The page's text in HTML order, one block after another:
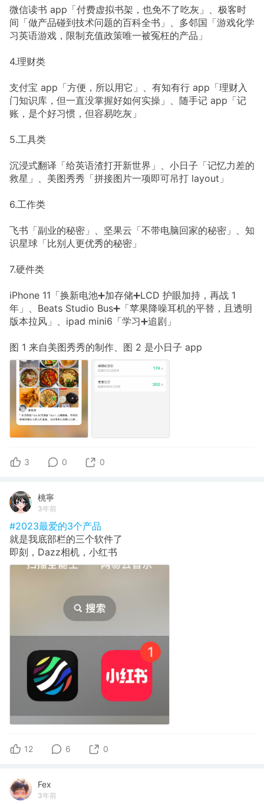
微信读书 app「付费虚拟书架，也免不了吃灰」、极客时
间「做产品碰到技术问题的百科全书」、多邻国「游戏化学
习英语游戏，限制充值政策唯一被冤枉的产品」
4.理财类
支付宝 app「方便，所以用它」、有知有行 app「理财入
门知识库，但一直没掌握好如何实操」、随手记 app「记
账，是个好习惯，但容易吃灰」
5.工具类
沉浸式翻译「给英语渣打开新世界」、小日子「记忆力差的
救星」、美图秀秀「拼接图片一项即可吊打 layout」
6.工作类
飞书「副业的秘密」、坚果云「不带电脑回家的秘密」、知
识星球「比别人更优秀的秘密」
7.硬件类
iPhone 11「换新电池➕加存储➕LCD 护眼加持，再战 1
年」、Beats Studio Bus➕「苹果降噪耳机的平替，且透明
版本拉风」、ipad mini6「学习➕追剧」
图 1 来自美图秀秀的制作、图 2 是小日子 app
3 0 0
桃寧
3年前
#2023最爱的3个产品
就是我底部栏的三个软件了
即刻，Dazz相机，小红书
12 6 0
Fex
3年前